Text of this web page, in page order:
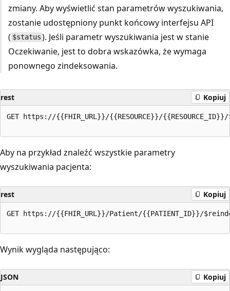
zmiany. Aby wyświetlić stan parametrów wyszukiwania,
zostanie udostępniony punkt końcowy interfejsu API
( $status ). Jeśli parametr wyszukiwania jest w stanie
Oczekiwanie, jest to dobra wskazówka, że wymaga
ponownego zindeksowania.
rest Kopiuj
GET https://{{FHIR_URL}}/{{RESOURCE}}/
Aby na przykład znaleźć wszystkie parametry
wyszukiwania pacjenta:
rest Kopiuj
GET https://{{FHIR_URL}}/Patient/{{PATIENT_ID}}/
Wynik wygląda następująco:
JSON Kopiuj